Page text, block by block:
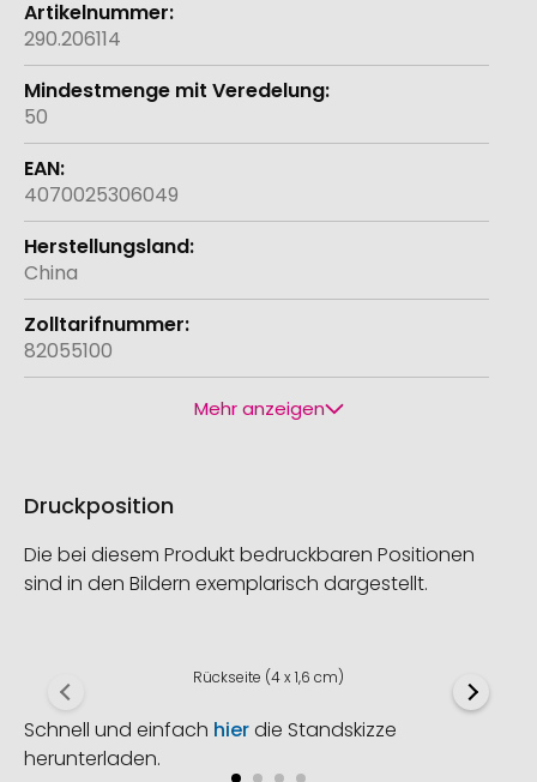
290.206114
50
4070025306049
China
82055100
Mehr anzeigen
Druckposition
Die bei diesem Produkt bedruckbaren Positionen
sind in den Bildern exemplarisch dargestellt.
Rückseite (4 x 1,6 cm)
Schnell und einfach hierdie Standskizze
herunterladen.